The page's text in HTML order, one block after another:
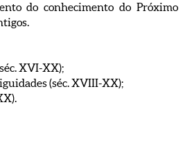
do conhecimento do Próximo
XVI-XX);
(séc. XVIII-XX);